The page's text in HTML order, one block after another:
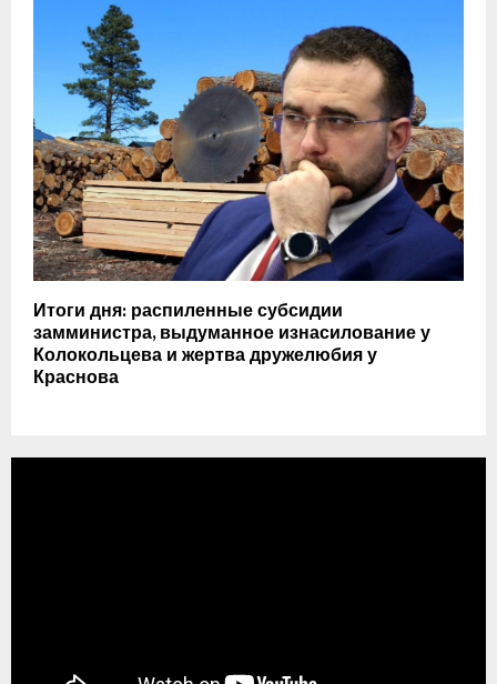
Итоги дня: распиленные субсидии
замминистра, выдуманное изнасилование у
Колокольцева и жертва дружелюбия у
Краснова